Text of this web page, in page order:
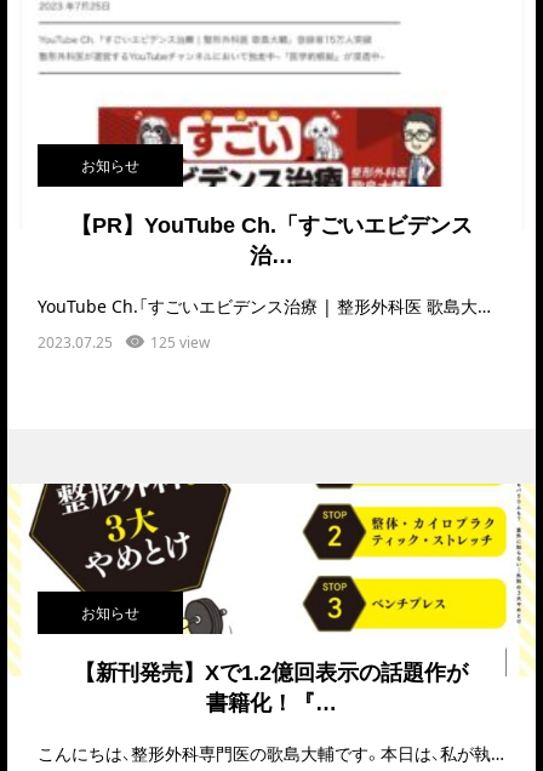
お知らせ
【PR】YouTube Ch.「すごいエビデンス
治…
YouTube Ch.「すごいエビデンス治療 | 整形外科医 歌島大輔」登録者15万人突破という…
2023.07.25 125 view
お知らせ
【新刊発売】Xで1.2億回表示の話題作が
書籍化！『…
こんにちは、整形外科専門医の歌島大輔です。本日は、私が執筆および対談で深く関わらせていただいた、…